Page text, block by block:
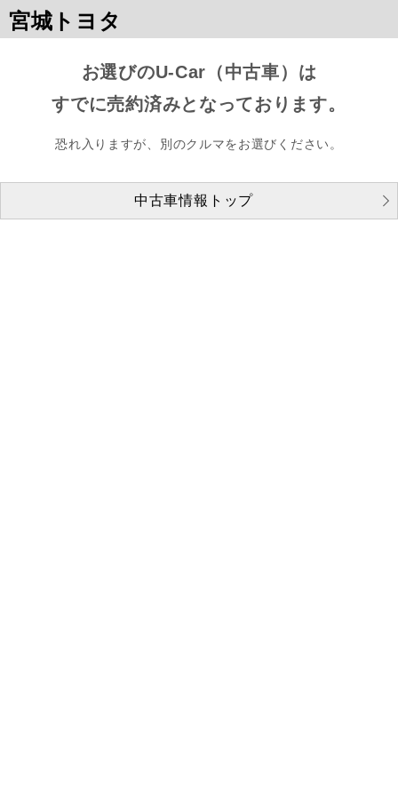
宮城トヨタ
お選びのU-Car（中古車）は
すでに売約済みとなっております。
恐れ入りますが、別のクルマをお選びください。
中古車情報トップ